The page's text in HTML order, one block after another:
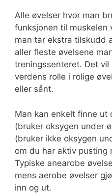
Alle øvelser hvor man
funksjonen til muskelen
man tar ekstra tilskudd
aller fleste øvelsene
treningssenteret. Det
verdens rolle i rolige
eller sånt.
Man kan enkelt finne ut
(bruker oksygen under
(bruker ikke oksygen
om du har aktiv pusting
Typiske anearobe
mens aerobe øvelser
inn og ut.